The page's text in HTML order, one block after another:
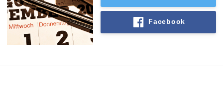
Facebook
Japanese